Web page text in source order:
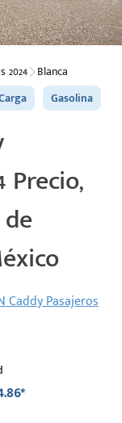
2024 Blanca
Gasolina
Precio,
Caddy Pasajeros